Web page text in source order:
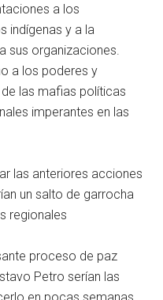
a los
indígenas y a la
sus organizaciones.
a los poderes y
las mafias políticas
imperantes en las
las anteriores acciones
un salto de garrocha
regionales
proceso de paz
Petro serían las
en pocas semanas